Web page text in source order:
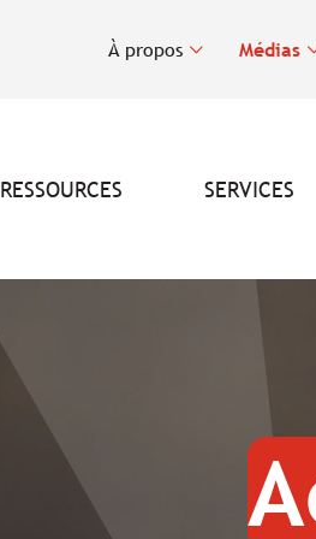
À propos Médias
RESSOURCES SERVICES